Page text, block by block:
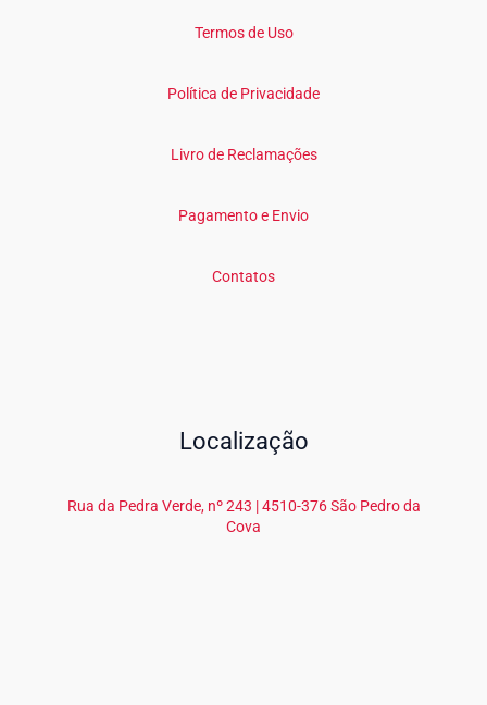
Termos de Uso
Política de Privacidade
Livro de Reclamações
Pagamento e Envio
Contatos
Localização
Rua da Pedra Verde, nº 243 | 4510-376 São Pedro da
Cova